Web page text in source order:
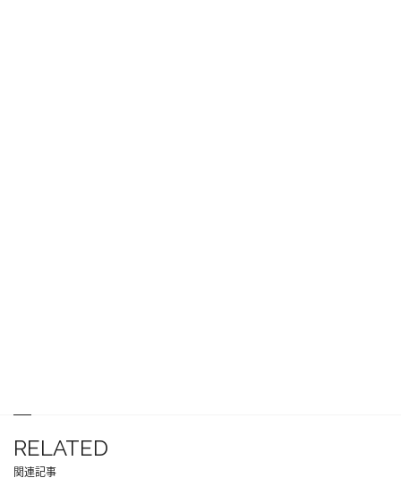
RELATED
関連記事